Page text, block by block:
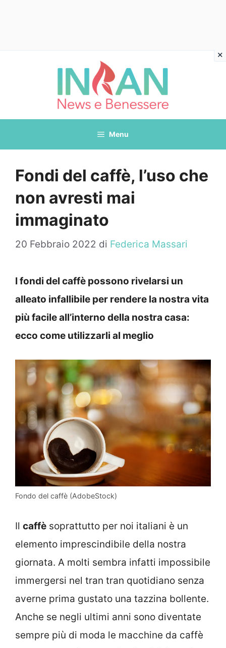
Menu
Fondi del caffè, l’uso che
non avresti mai
immaginato
20 Febbraio 2022 di Federica Massari
I fondi del caffè possono rivelarsi un
alleato infallibile per rendere la nostra vita
più facile all’interno della nostra casa:
ecco come utilizzarli al meglio
Fondo del caffè (AdobeStock)
Il caffè soprattutto per noi italiani è un
elemento imprescindibile della nostra
giornata. A molti sembra infatti impossibile
immergersi nel tran tran quotidiano senza
averne prima gustato una tazzina bollente.
Anche se negli ultimi anni sono diventate
sempre più di moda le macchine da caffè